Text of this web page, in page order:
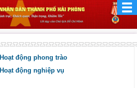
Hoạt động phong trào
Hoạt động nghiệp vụ